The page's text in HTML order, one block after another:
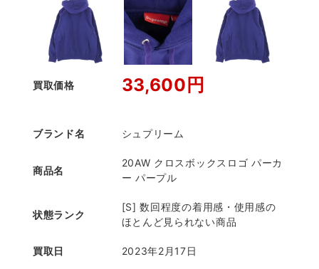
買取価格 33,600円
ブランド名 シュプリーム
商品名
20AW クロスボックスロゴ パーカ
ー パープル
状態ランク
[S] 数回程度の着用感・使用感の
ほとんど見られない商品
買取日 2023年2月17日